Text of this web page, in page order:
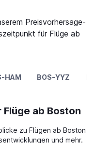
Preisvorhersage-
für Flüge ab
HAM BOS-YYZ
ab Boston
zu Flügen ab Boston
und mehr.